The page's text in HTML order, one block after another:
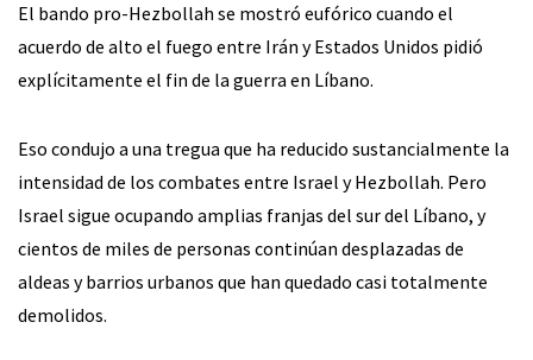
El bando pro-Hezbollah se mostró eufórico cuando el
acuerdo de alto el fuego entre Irán y Estados Unidos pidió
explícitamente el fin de la guerra en Líbano.
Eso condujo a una tregua que ha reducido sustancialmente la
intensidad de los combates entre Israel y Hezbollah. Pero
Israel sigue ocupando amplias franjas del sur del Líbano, y
cientos de miles de personas continúan desplazadas de
aldeas y barrios urbanos que han quedado casi totalmente
demolidos.